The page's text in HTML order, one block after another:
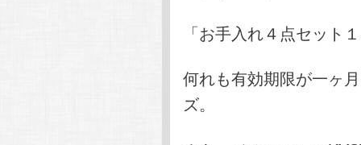
「お手入れ４点セット
何れも有効期限が一ヶ
ズ。